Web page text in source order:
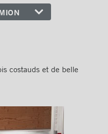
costauds et de belle